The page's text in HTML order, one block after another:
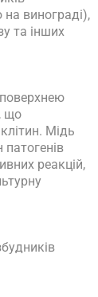
винограді),
та інших
що
Мідь
реакцій,